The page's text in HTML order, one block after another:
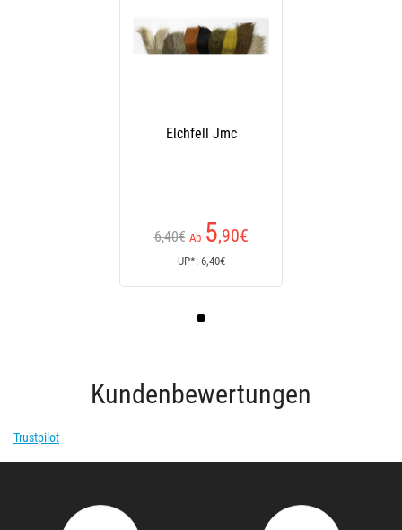
Elchfell Jmc
6,40€ Ab 5,90€
UP*: 6,40€
Kundenbewertungen
Trustpilot